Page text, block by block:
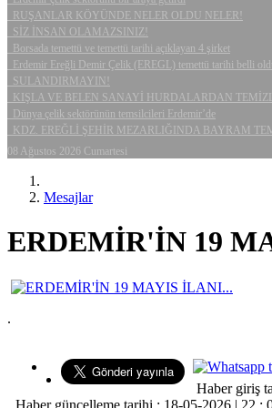
RUŞANLAR KÖYÜNDE NELER OLDU NELER!
SİZ İNSAN OLAMAZSINIZ!
Borsada temettü ve temettü tarihi açıklayan 4 şirket
Erdemir Ereğli Demir Çelik (EREGL) temettü tarihi belli
SULANDIRMAYIN!
KIŞLA VE BELEN SANAYİ HURDALARDAN
Dünya çelik sektörünün temsilcileri Erdemir’de
KDZ. EREĞLİ ŞEHİR MEZARLIĞINDA BAYRAM
08 Ağustos 2026 Cumartesi
Mesajlar
ERDEMİR'İN 19
.
Haber giriş
Haber güncelleme tarihi : 18-05-2026 | 22 :